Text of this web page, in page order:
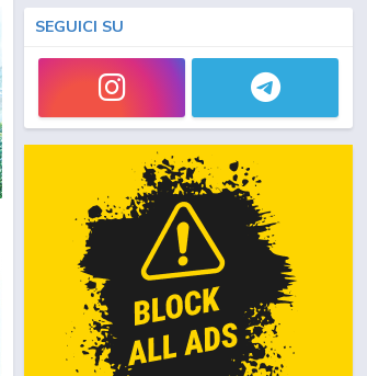
Fresh Pretty Cure! - Le Pretty
Cure nel Regno dei Giocattoli
Movie - 2009 - 1h e 10 min/ep
Pretty Cure All Stars DX – Il film
2: Luce della speranza ☆
Proteggi il Rainbow Jewel!
Movie - 2010 - 1h e 10 min/ep
Heartcatch Pretty Cure! (ITA)
Anime - 2010 - 24 min/ep
SEGUICI SU